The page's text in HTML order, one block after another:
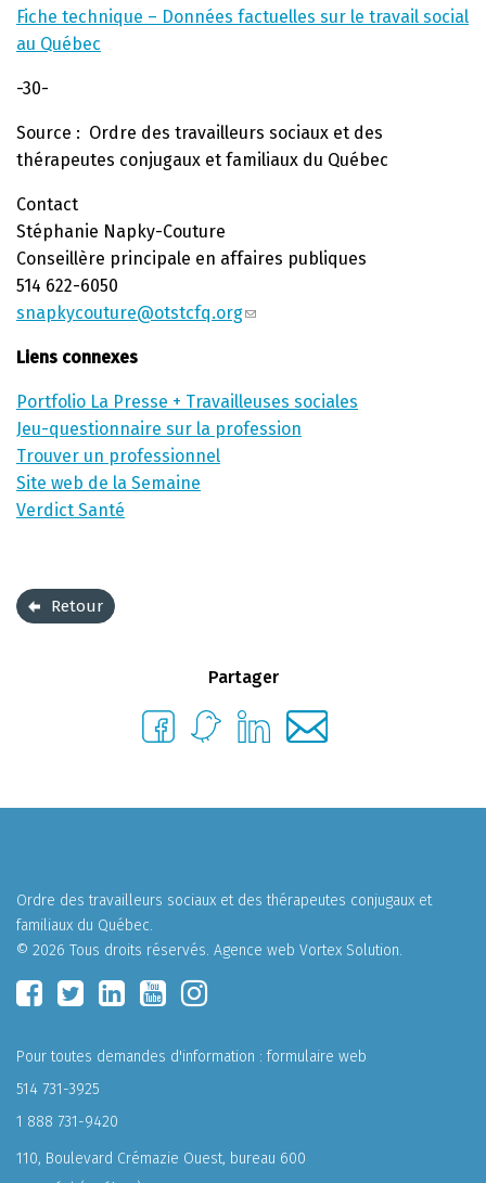
Fiche technique – Données factuelles sur le travail social
au Québec
-30-
Source : Ordre des travailleurs sociaux et des
thérapeutes conjugaux et familiaux du Québec
Contact
Stéphanie Napky-Couture
Conseillère principale en affaires publiques
514 622-6050
snapkycouture@otstcfq.org
Liens connexes
Portfolio La Presse + Travailleuses sociales
Jeu-questionnaire sur la profession
Trouver un professionnel
Site web de la Semaine
Verdict Santé
Retour
Partager
Ordre des travailleurs sociaux et des thérapeutes conjugaux et
familiaux du Québec.
© 2026 Tous droits réservés. Agence web Vortex Solution.
Pour toutes demandes d'information :formulaire web
514 731-3925
1 888 731-9420
110, Boulevard Crémazie Ouest, bureau 600